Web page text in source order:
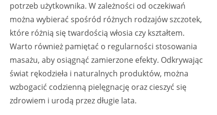
potrzeb użytkownika. W zależności od oczekiwań
można wybierać spośród różnych rodzajów szczotek,
które różnią się twardością włosia czy kształtem.
Warto również pamiętać o regularności stosowania
masażu, aby osiągnąć zamierzone efekty. Odkrywając
świat rękodzieła i naturalnych produktów, można
wzbogacić codzienną pielęgnację oraz cieszyć się
zdrowiem i urodą przez długie lata.